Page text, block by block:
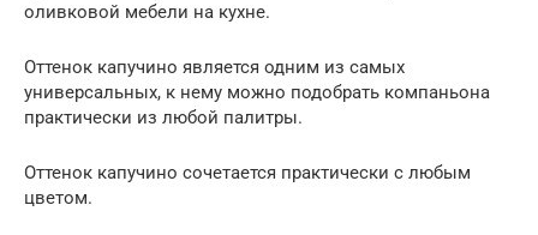
оливковой мебели на кухне.
Оттенок капучино является одним из самых
универсальных, к нему можно подобрать компаньона
практически из любой палитры.
Оттенок капучино сочетается практически с любым
цветом.